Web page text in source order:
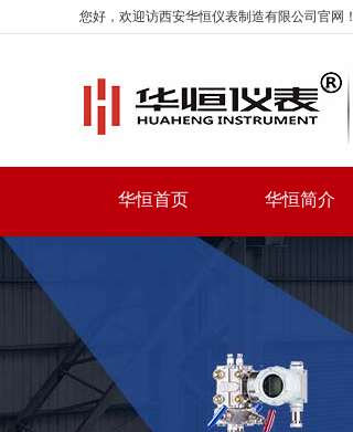
您好，欢迎访西安华恒仪表制造有限公司官网！
华恒首页 华恒简介